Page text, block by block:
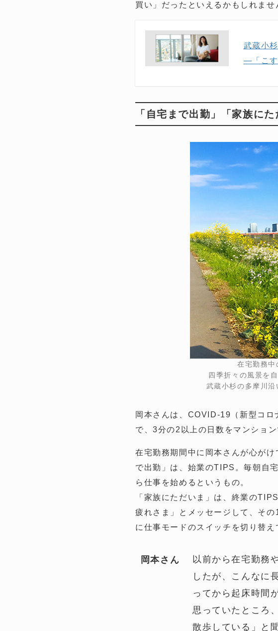
買い」だったといえるかもしれませ
武蔵小
—「こす
「自宅まで出勤」「家族に
在宅勤務中
四季折々の風景を
武蔵小杉の多摩川沿
岡本さんは、COVID-19（新型コロ
で、3分の2以上の日数をマンショ
在宅勤務期間中に岡本さんが心が
で出勤」は、始業のTIPS。毎朝自
ら仕事を始めるというもの。
「家族にただいま」は、終業の
疲れさま」とメッセージして、そ
に仕事モードのスイッチを切り替え
岡本さん
以前から在宅勤務
したが、こんなに
ってから起床時間
思っていたところ
散歩している」と